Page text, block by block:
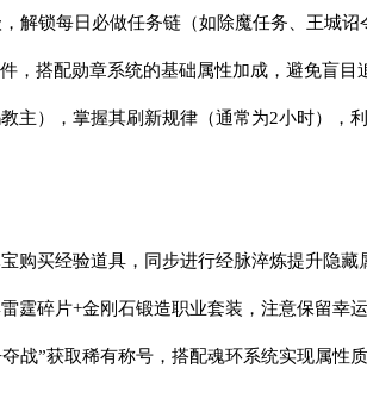
解锁每日必做任务链（如除魔任务、王城诏
，搭配勋章系统的基础属性加成，避免盲目
主），掌握其刷新规律（通常为2小时），
购买经验道具，同步进行经脉淬炼提升隐藏
霆碎片+金刚石锻造职业套装，注意保留幸
战”获取稀有称号，搭配魂环系统实现属性